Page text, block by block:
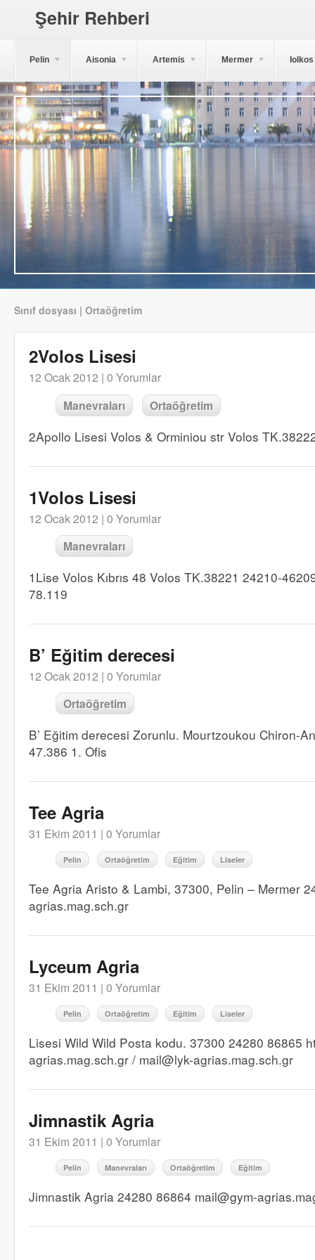
Şehir Rehberi
Pelin Aisonia Artemis Mermer Iolkos
Sınıf dosyası | Ortaöğretim
2Volos Lisesi
12 Ocak 2012 | 0 Yorumlar
Manevraları Ortaöğretim
2Apollo Lisesi Volos & Orminiou str Volos
1Volos Lisesi
12 Ocak 2012 | 0 Yorumlar
Manevraları
1Lise Volos Kıbrıs 48 Volos TK.38221 24210-
78.119
B’ Eğitim derecesi
12 Ocak 2012 | 0 Yorumlar
Ortaöğretim
B’ Eğitim derecesi Zorunlu. Mourtzoukou Chiron-
47.386 1. Ofis
Tee Agria
31 Ekim 2011 | 0 Yorumlar
Pelin Ortaöğretim Eğitim Liseler
Tee Agria Aristo & Lambi, 37300, Pelin – Mermer
agrias.mag.sch.gr
Lyceum Agria
31 Ekim 2011 | 0 Yorumlar
Pelin Ortaöğretim Eğitim Liseler
Lisesi Wild Wild Posta kodu. 37300 24280 86865
agrias.mag.sch.gr / mail@lyk-agrias.mag.sch.gr
Jimnastik Agria
31 Ekim 2011 | 0 Yorumlar
Pelin Manevraları Ortaöğretim Eğitim
Jimnastik Agria 24280 86864 mail@gym-